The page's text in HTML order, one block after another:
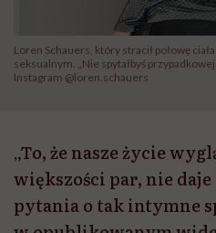
Loren Schauers, który stracił połowę
seksualnym. „Nie spytałbyś
Instagram @loren.schauers
„To, że nasze życie
większości par, nie
pytania o tak intymne